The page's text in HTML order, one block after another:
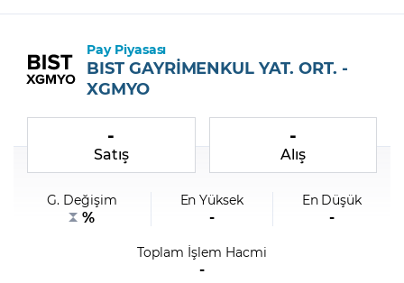
Şifremi Unuttum
Pay Piyasası
BIST GAYRİMENKUL YAT. ORT. -
XGMYO
-
Satış
-
Alış
G. Değişim
%
En Yüksek
-
En Düşük
-
Toplam İşlem Hacmi
-